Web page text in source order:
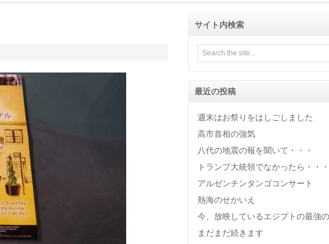
サイト内検索
最近の投稿
週末はお祭りをはしごしました
高市首相の強気
八代の地震の報を聞いて・・・
トランプ大統領でなかったら・・・
アルゼンチンタンゴコンサート
熱海のせかいえ
今、放映しているエジプトの最強
まだまだ続きます